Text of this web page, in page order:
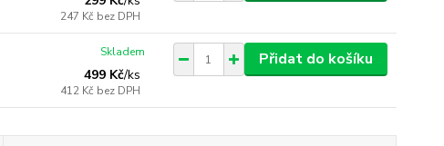
247 Kč bez DPH
499 Kč/ks
412 Kč bez DPH
Skladem Přidat do košíku